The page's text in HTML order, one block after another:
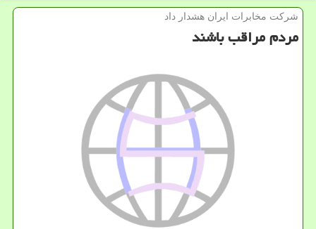
شركت مخابرات ایران هشدار داد
مردم مراقب باشند